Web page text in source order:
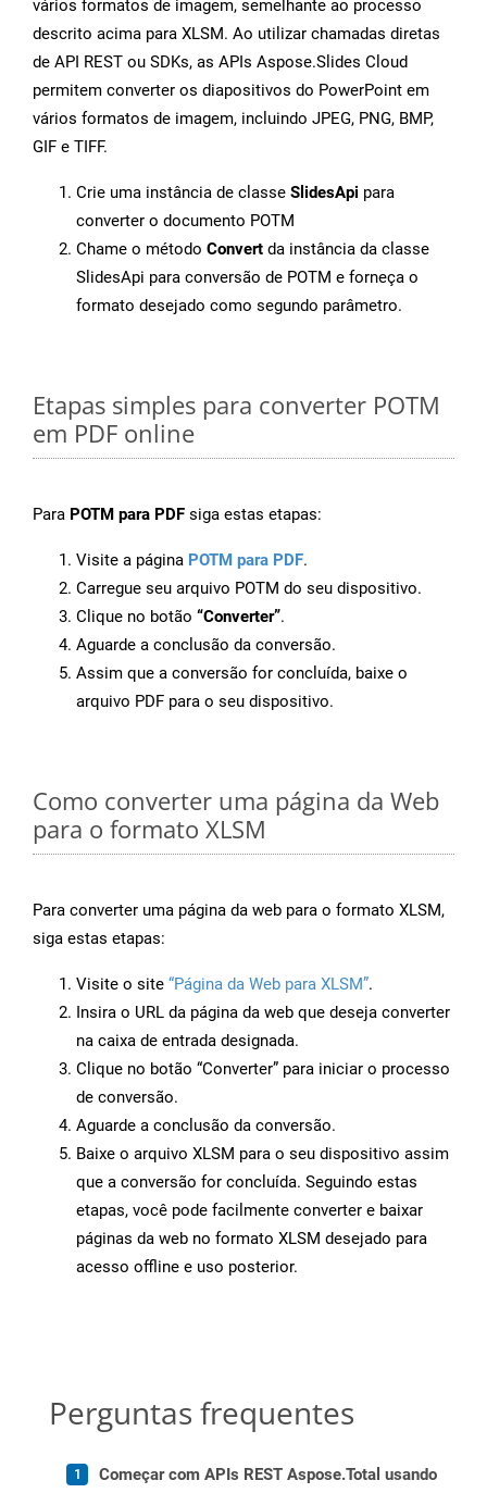
vários formatos de imagem, semelhante ao processo
descrito acima para XLSM. Ao utilizar chamadas diretas
de API REST ou SDKs, as APIs Aspose.Slides Cloud
permitem converter os diapositivos do PowerPoint em
vários formatos de imagem, incluindo JPEG, PNG, BMP,
GIF e TIFF.
Crie uma instância de classe SlidesApi para
converter o documento POTM
Chame o método Convert da instância da classe
SlidesApi para conversão de POTM e forneça o
formato desejado como segundo parâmetro.
Etapas simples para converter POTM
em PDF online
Para POTM para PDF siga estas etapas:
Visite a página POTM para PDF.
Carregue seu arquivo POTM do seu dispositivo.
Clique no botão “Converter”.
Aguarde a conclusão da conversão.
Assim que a conversão for concluída, baixe o
arquivo PDF para o seu dispositivo.
Como converter uma página da Web
para o formato XLSM
Para converter uma página da web para o formato XLSM,
siga estas etapas:
Visite o site “Página da Web para XLSM”.
Insira o URL da página da web que deseja converter
na caixa de entrada designada.
Clique no botão “Converter” para iniciar o processo
de conversão.
Aguarde a conclusão da conversão.
Baixe o arquivo XLSM para o seu dispositivo assim
que a conversão for concluída. Seguindo estas
etapas, você pode facilmente converter e baixar
páginas da web no formato XLSM desejado para
acesso offline e uso posterior.
Perguntas frequentes
Começar com APIs REST Aspose.Total usando